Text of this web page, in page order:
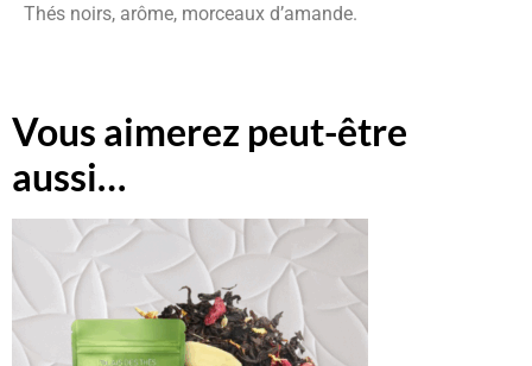
Thés noirs, arôme, morceaux d’amande.
Vous aimerez peut-être
aussi…